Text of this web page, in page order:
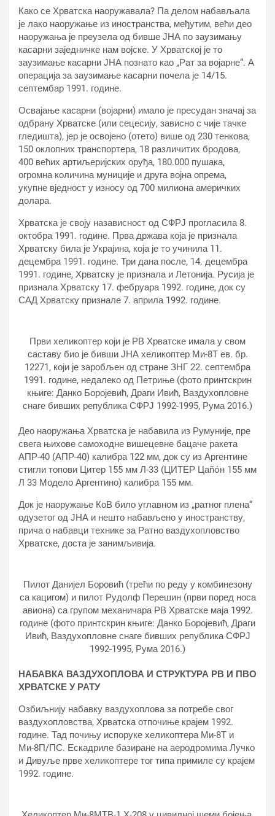
Како се Хрватска наоружавала? Па делом набављала
је лако наоружање из иностранства, међутим, већи део
наоружања је преузела од бивше ЈНА по заузимању
касарни заједничке нам војске. У Хрватској је то
заузимање касарни ЈНА познато као „Рат за војарне“. А
операција за заузимање касарни почела је 14/15.
септембар 1991. године.
Освајање касарни (војарни) имало је пресудан значај за
одбрану Хрватске (или сецесију, зависно с чије тачке
гледишта), јер је освојено (отето) више од 230 тенкова,
150 оклопних транспортера, 18 различитих бродова,
400 већих артиљеријских оруђа, 180.000 пушака,
огромна количина муниције и друга војна опрема,
укупне вједност у износу од 700 милиона америчких
долара.
Хрватска је своју назависност од СФРЈ прогласила 8.
октобра 1991. године. Прва држава која је признала
Хрватску била је Украјина, која је то учинила 11.
децембра 1991. године. Три дана после, 14. децембра
1991. године, Хрватску је признала и Летонија. Русија је
признала Хрватску 17. фебруара 1992. године, док су
САД Хрватску признале 7. априла 1992. године.
Први хеликоптер који је РВ Хрватске имала у свом
саставу био је бивши ЈНА хеликоптер Ми-8Т ев. бр.
12271, који је заробљен од стране ЗНГ 22. септембра
1991. године, недалеко од Петриње (фото принтскрин
књиге: Данко Боројевић, Драги Ивић, Ваздухопловне
снаге бивших република СФРЈ 1992-1995, Рума 2016.)
Део наоружања Хрватска је набавила из Румуније, пре
свега њихове самоходне вишецевне бацаче ракета
АПР-40 (АПР-40) калибра 122 мм, док су из Аргентине
стигли топови Цитер 155 мм Л-33 (ЦИТЕР Цаñóн 155 мм
Л 33 Модело Аргентино) калибра 155 мм.
Док је наоружање КоВ било углавном из „ратног плена“
одузетог од ЈНА и нешто набављено у иностранству,
прича о набавци технике за Ратно ваздухопловство
Хрватске, доста је занимљивија.
Пилот Данијел Боровић (трећи по реду у комбинезону
са кацигом) и пилот Рудолф Перешин (први поред носа
авиона) са групом механичара РВ Хрватске маја 1992.
године (фото принтскрин књиге: Данко Боројевић, Драги
Ивић, Ваздухопловне снаге бивших република СФРЈ
1992-1995, Рума 2016.)
НАБАВКА ВАЗДУХОПЛОВА И СТРУКТУРА РВ И ПВО
ХРВАТСКЕ У РАТУ
Озбиљнију набавку ваздухоплова за потребе свог
ваздухопловства, Хрватска отпочиње крајем 1992.
године. Тад почињу испоруке хеликоптера Ми-8Т и
Ми-8П/ПС. Ескадриле базиране на аеродромима Лучко
и Дивуље прве хеликоптере тог типа примиле су крајем
1992. године.